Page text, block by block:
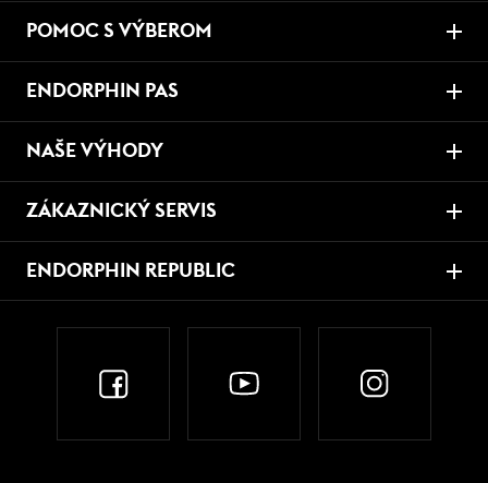
POMOC S VÝBEROM
ENDORPHIN PAS
NAŠE VÝHODY
ZÁKAZNICKÝ SERVIS
ENDORPHIN REPUBLIC